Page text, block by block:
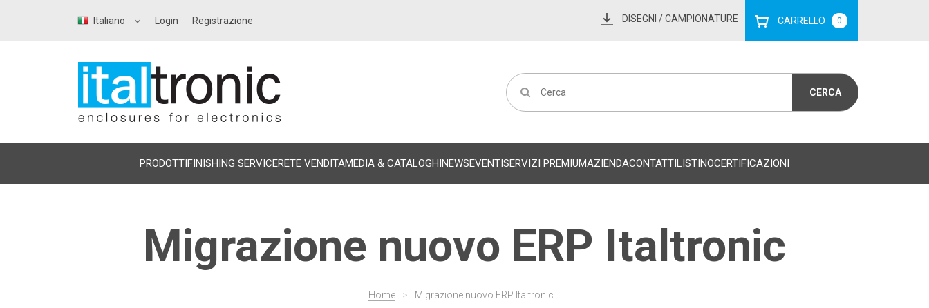
Italiano Login Registrazione DISEGNI / CAMPIONATURE CARRELLO 0
PRODOTTIFINISHING SERVICERETE VENDITAMEDIA & CATALOGHINEWSEVENTISERVIZI PREMIUMAZIENDACONTATTILISTINOCERTIFICAZIONI
Migrazione nuovo ERP Italtronic
Home > Migrazione nuovo ERP Italtronic